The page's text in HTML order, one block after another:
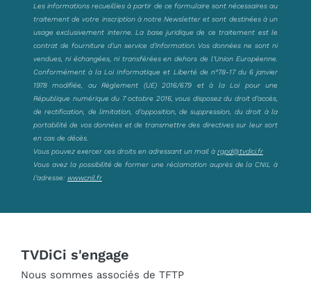
Les informations recueillies à partir de ce formulaire sont nécessaires au
traitement de votre inscription à notre Newsletter et sont destinées à un
usage exclusivement interne. La base juridique de ce traitement est le
contrat de fourniture d’un service d’information. Vos données ne sont ni
vendues, ni échangées, ni transférées en dehors de l’Union Européenne.
Conformément à la Loi Informatique et Liberté de n°78-17 du 6 janvier
1978 modifiée, au Règlement (UE) 2016/679 et à la Loi pour une
République numérique du 7 octobre 2016, vous disposez du droit d’accès,
de rectification, de limitation, d’opposition, de suppression, du droit à la
portabilité de vos données et de transmettre des directives sur leur sort
en cas de décès.
Vous pouvez exercer ces droits en adressant un mail à rgpd@tvdici.fr
Vous avez la possibilité de former une réclamation auprès de la CNIL à
l’adresse: www.cnil.fr
TVDiCi s'engage
Nous sommes associés de TFTP